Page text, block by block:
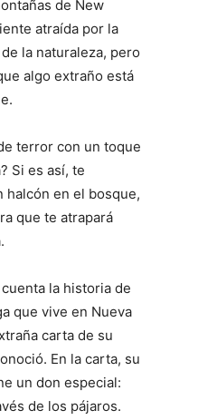
de New
atraída por la
la naturaleza, pero
algo extraño está
terror con un toque
Si es así, te
halcón en el bosque,
que te atrapará
la historia de
que vive en Nueva
carta de su
En la carta, su
un don especial:
de los pájaros.